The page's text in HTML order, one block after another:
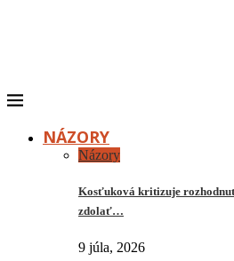
NÁZORY
Názory
Kosťuková kritizuje
zdolať…
9 júla, 2026